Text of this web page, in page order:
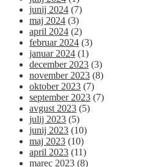
junij 2024 (7)
maj 2024 (3)
april 2024 (2)
februar 2024 (3)
januar 2024 (1)
december 2023 (3)
november 2023 (8)
oktober 2023 (7)
september 2023 (7)
avgust 2023 (5)
julij 2023 (5)
junij 2023 (10)
maj 2023 (10)
april 2023 (11)
marec 2023 (8)